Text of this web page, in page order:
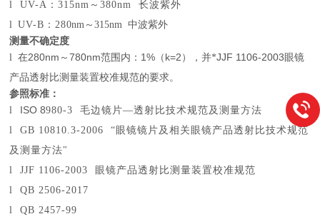
l
UV-A ：315nm ～380nm长波紫外
l UV-B ：280nm ～315nm中波紫外
测量不确定度
l 在280nm ～780nm范围内： 1% （ k=2 ），并*JJF 1106-2003 眼镜
产品透射比测量装置校准规范的要求。
参照标准：
l
ISO 8980-3毛边镜片—透射比技术规范及测量方法
l
GB 10810.3-2006 “ 眼镜镜片及相关眼镜产品透射比技术规范
及测量方法"
l
JJF 1106-2003
眼镜产品透射比测量装置校准规范
l
QB 2506-2017
l
QB 2457-99